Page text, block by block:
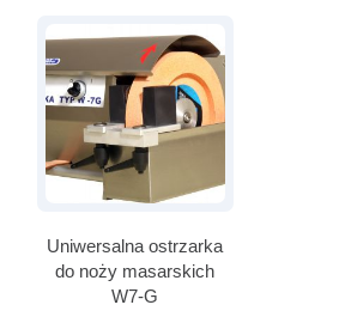
Uniwersalna ostrzarka
do noży masarskich
W7-G